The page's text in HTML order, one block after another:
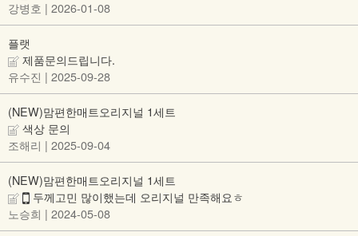
강병호 | 2026-01-08
플랫
제품문의드립니다.
유수진 | 2025-09-28
(NEW)맘편한매트오리지널 1세트
색상 문의
조해리 | 2025-09-04
(NEW)맘편한매트오리지널 1세트
두께고민 많이했는데 오리지널 만족해요ㅎ
노승희 | 2024-05-08